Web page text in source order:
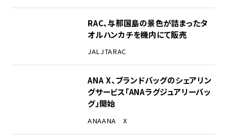
RAC、与那国島の景色が詰まったタ
オルハンカチを機内にて販売
JALJTARAC
ANA X、ブランドバッグのシェアリン
グサービス「ANAラグジュアリーバッ
グ」開始
ANAANA X